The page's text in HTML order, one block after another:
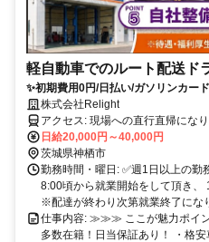
軽自動車でのルート配送ド
✨初期費用0円/日払い/ガソリンカー
株式会社Relight
アクセス: 現場への直行直帰に
日給20,000円～40,000円
茨城県神栖市
勤務時間・曜日: ✅週1日以上の勤
8:00頃から就業開始をして頂き、
※配達が終わり次第就業終了にな
仕事内容: ≫≫≫ ここが魅力ポイ
多数在籍！日当保証あり！ ・格